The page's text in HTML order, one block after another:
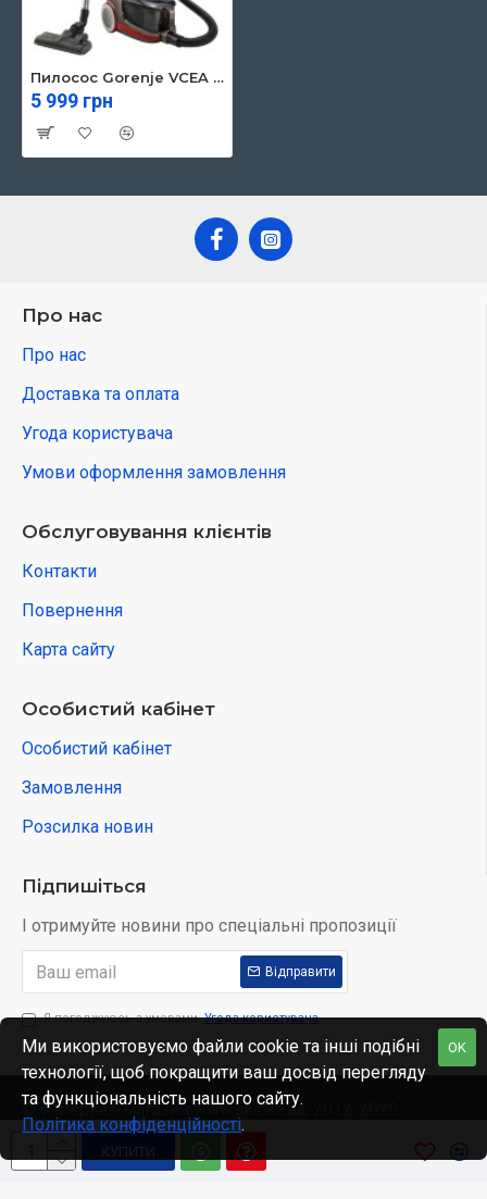
КУПИТИ
Пилосос Gorenje VCEA 03 GAPRACY (VCEA03GAPRACY)
5 999 грн
Про нас
Про нас
Доставка та оплата
Угода користувача
Умови оформлення замовлення
Обслуговування клієнтів
Контакти
Повернення
Карта сайту
Особистий кабінет
Особистий кабінет
Замовлення
Розсилка новин
Підпишіться
І отримуйте новини про спеціальні пропозиції
Відправити
Я погоджуюсь з умовами Угода користувача
© Интернет-магазин www.skidka.ua, 2012-2025.
OK
Ми використовуємо файли cookie та інші подібні
технології, щоб покращити ваш досвід перегляду
та функціональність нашого сайту.
Політика конфіденційності.